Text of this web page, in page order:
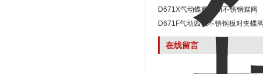
D671X气动蝶阀气动不锈钢蝶阀
D671F气动四氟不锈钢板对夹蝶
在线留言